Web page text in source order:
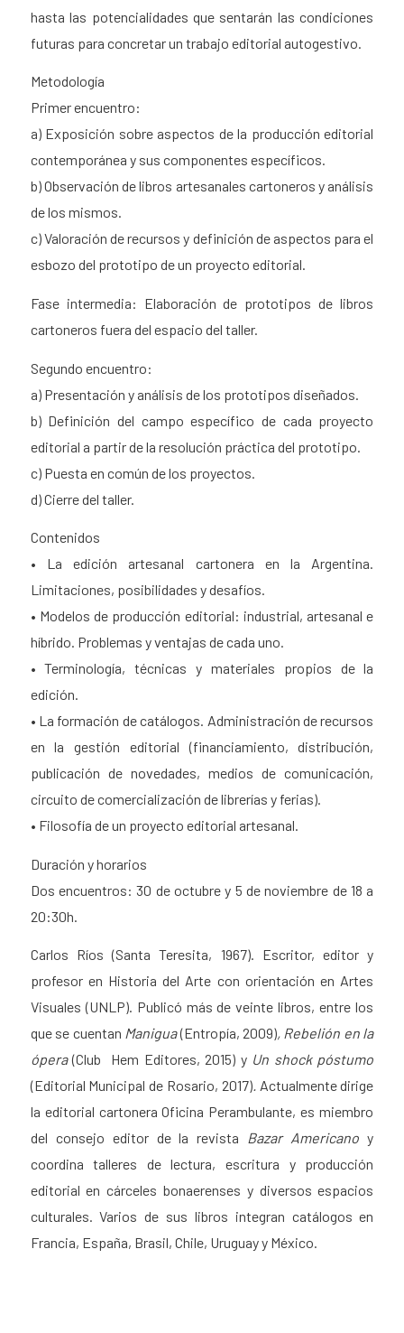
hasta las potencialidades que sentarán las condiciones
futuras para concretar un trabajo editorial autogestivo.
Metodología
Primer encuentro:
a) Exposición sobre aspectos de la producción editorial
contemporánea y sus componentes específicos.
b) Observación de libros artesanales cartoneros y análisis
de los mismos.
c) Valoración de recursos y definición de aspectos para el
esbozo del prototipo de un proyecto editorial.
Fase intermedia: Elaboración de prototipos de libros
cartoneros fuera del espacio del taller.
Segundo encuentro:
a) Presentación y análisis de los prototipos diseñados.
b) Definición del campo específico de cada proyecto
editorial a partir de la resolución práctica del prototipo.
c) Puesta en común de los proyectos.
d) Cierre del taller.
Contenidos
• La edición artesanal cartonera en la Argentina.
Limitaciones, posibilidades y desafíos.
• Modelos de producción editorial: industrial, artesanal e
híbrido. Problemas y ventajas de cada uno.
• Terminología, técnicas y materiales propios de la
edición.
• La formación de catálogos. Administración de recursos
en la gestión editorial (financiamiento, distribución,
publicación de novedades, medios de comunicación,
circuito de comercialización de librerías y ferias).
• Filosofía de un proyecto editorial artesanal.
Duración y horarios
Dos encuentros: 30 de octubre y 5 de noviembre de 18 a
20:30h.
Carlos Ríos (Santa Teresita, 1967). Escritor, editor y
profesor en Historia del Arte con orientación en Artes
Visuales (UNLP). Publicó más de veinte libros, entre los
que se cuentan Manigua(Entropía, 2009), Rebelión en la
ópera(Club Hem Editores, 2015) y Un shock póstumo
(Editorial Municipal de Rosario, 2017). Actualmente dirige
la editorial cartonera Oficina Perambulante, es miembro
del consejo editor de la revista Bazar Americano y
coordina talleres de lectura, escritura y producción
editorial en cárceles bonaerenses y diversos espacios
culturales. Varios de sus libros integran catálogos en
Francia, España, Brasil, Chile, Uruguay y México.